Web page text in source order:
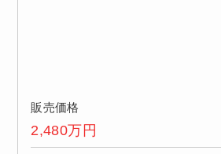
販売価格
2,480万円